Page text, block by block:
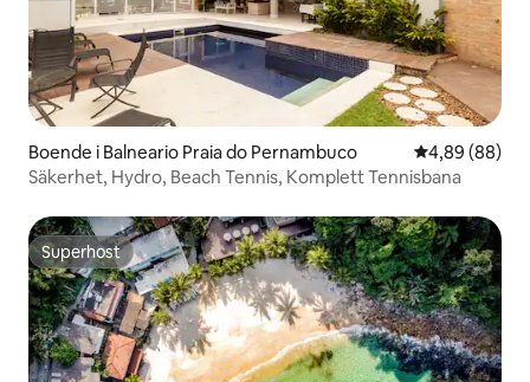
Boende i Balneario Praia do Pernambuco 4,89 av 5 i
4,89 (88)
Säkerhet, Hydro, Beach Tennis, Komplett Tennisbana
Superhost
Superhost